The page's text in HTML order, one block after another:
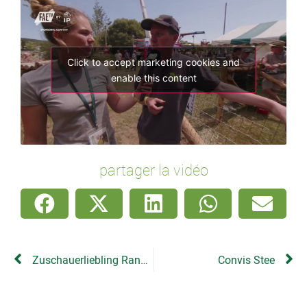
Click to accept marketing cookies and
enable this content
partager la vidéo
Zuschauerliebling Ranner 2 Convis Stee